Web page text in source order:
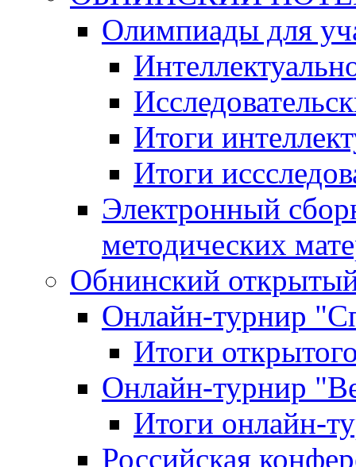
Олимпиады для
Итоги
Итоги
Электронный
методических
Обнинский
Онлайн-турнир
Итоги
Онлайн-турнир
Итоги онлайн-
Российская